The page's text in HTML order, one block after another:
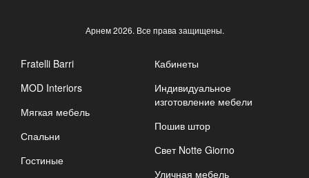
Арнем2026. Все права защищены.
Fratelli Barri
MOD Interiors
Мягкая мебель
Спальни
Гостиные
Кабинеты
Индивидуальное
изготовление мебели
Пошив штор
Свет Notte Giorno
Уличная мебель